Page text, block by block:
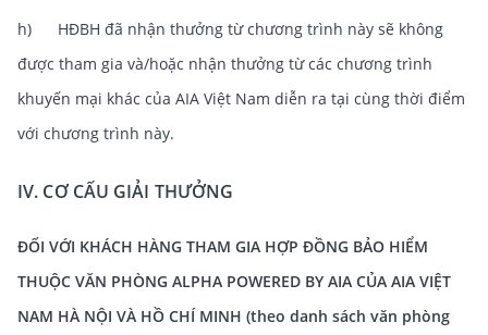
h) HĐBH đã nhận thưởng từ chương trình này sẽ không
được tham gia và/hoặc nhận thưởng từ các chương trình
khuyến mại khác của AIA Việt Nam diễn ra tại cùng thời điểm
với chương trình này.
IV. CƠ CẤU GIẢI THƯỞNG
ĐỐI VỚI KHÁCH HÀNG THAM GIA HỢP ĐỒNG BẢO HIỂM
THUỘC VĂN PHÒNG ALPHA POWERED BY AIA CỦA AIA VIỆT
NAM HÀ NỘI VÀ HỒ CHÍ MINH (theo danh sách văn phòng